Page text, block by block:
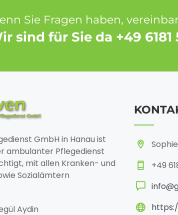
Sie Fragen haben,
sind für Sie da +49 6181
GmbH in Hanau ist
ambulanter Pflegedienst
mit allen Kranken- und
Sozialämtern
Aydin
+49